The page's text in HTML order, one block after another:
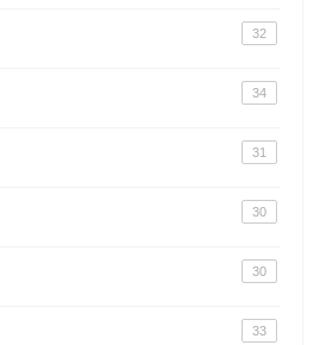
32
34
31
30
30
33